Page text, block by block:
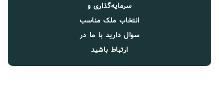
سرمایه‌گذاری و
انتخاب ملک مناسب
سوال دارید با ما در
ارتباط باشید